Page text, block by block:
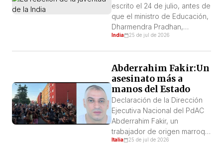
Congreso totalmente afín a
Ortega y que ya […]
escrito el 24 de julio, antes de
que el ministro de Educación,
Dharmendra Pradhan,
anunciara su renuncia. A la
su renuncia. Sin embargo, las
protestas continúan en torno
a las demandas restantes del
CJP. Se suponía que las
protestas iniciadas por […]
India 25 de jul de 2026
Abderrahim Fakir:Un
asesinato más a
manos del Estado
Declaración de la Dirección
Ejecutiva Nacional del PdAC
Abderrahim Fakir, un
trabajador de origen marroquí
fue brutalmente asesinado en
Italia 25 de jul de 2026